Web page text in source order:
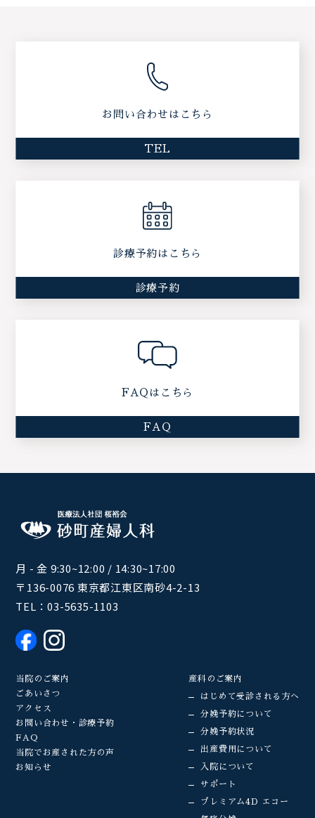
お問い合わせはこちら
TEL
診療予約はこちら
診療予約
FAQはこちら
FAQ
月 - 金 9:30~12:00 / 14:30~17:00
〒136-0076 東京都江東区南砂4-2-13
TEL：03-5635-1103
当院のご案内
ごあいさつ
アクセス
お問い合わせ・診療予約
FAQ
当院でお産された方の声
お知らせ
産科のご案内
はじめて受診される方へ
分娩予約について
分娩予約状況
出産費用について
入院について
サポート
プレミアム4D エコー